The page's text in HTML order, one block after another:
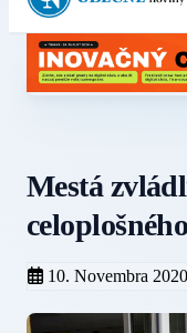
Mestá
10. Novembra 2020